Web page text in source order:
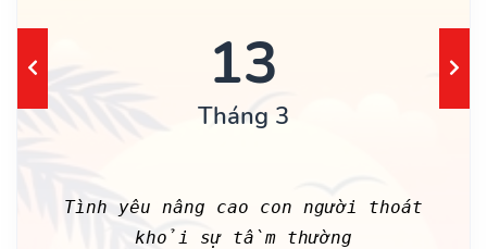
13
Tháng 3
Tình yêu nâng cao con người thoát
khỏi sự tầm thường